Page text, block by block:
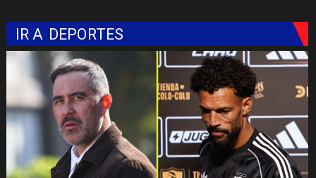
IR A DEPORTES